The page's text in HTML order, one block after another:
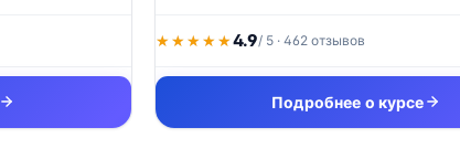
★★★★★
★★★★★4.9/ 5 · 462 отзывов
Подробнее о курсе